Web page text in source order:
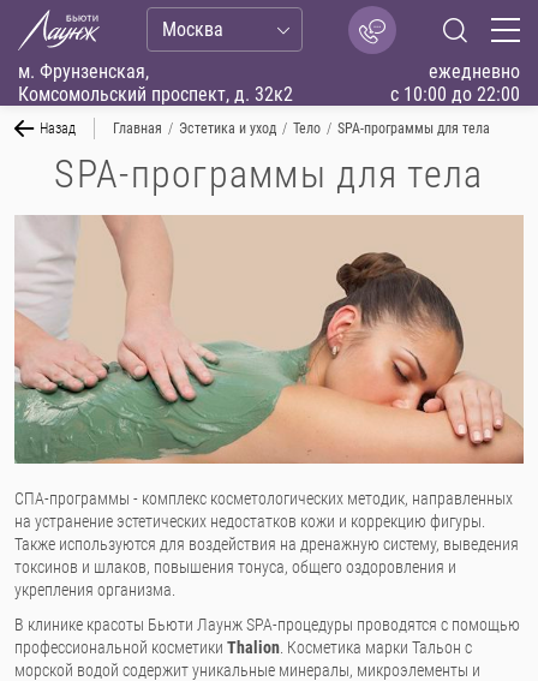
м. Фрунзенская,
Комсомольский проспект, д. 32к2
ежедневно
с 10:00 до 22:00
Москва
Назад Главная / Эстетика и уход / Тело / SPA-программы для тела
SPA-программы для тела
СПА-программы - комплекс косметологических методик, направленных
на устранение эстетических недостатков кожи и коррекцию фигуры.
Также используются для воздействия на дренажную систему, выведения
токсинов и шлаков, повышения тонуса, общего оздоровления и
укрепления организма.
В клинике красоты Бьюти Лаунж SPA-процедуры проводятся с помощью
профессиональной косметики Thalion . Косметика марки Тальон с
морской водой содержит уникальные минералы, микроэлементы и